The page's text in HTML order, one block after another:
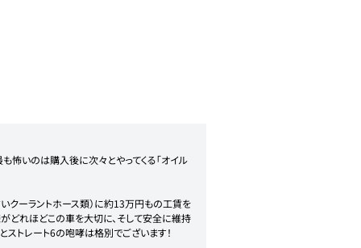
怖いのは購入後に次々とやってくる「オイル
いクーラントホース類）に約13万円もの工賃を
どれほどこの車を大切に、そして安全に維持
トレート6の咆哮は格別でございます！